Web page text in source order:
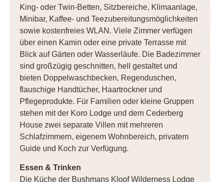
King- oder Twin-Betten, Sitzbereiche, Klimaanlage,
Minibar, Kaffee- und Teezubereitungsmöglichkeiten
sowie kostenfreies WLAN. Viele Zimmer verfügen
über einen Kamin oder eine private Terrasse mit
Blick auf Gärten oder Wasserläufe. Die Badezimmer
sind großzügig geschnitten, hell gestaltet und
bieten Doppelwaschbecken, Regenduschen,
flauschige Handtücher, Haartrockner und
Pflegeprodukte. Für Familien oder kleine Gruppen
stehen mit der Koro Lodge und dem Cederberg
House zwei separate Villen mit mehreren
Schlafzimmern, eigenem Wohnbereich, privatem
Guide und Koch zur Verfügung.
Essen & Trinken
Die Küche der Bushmans Kloof Wilderness Lodge